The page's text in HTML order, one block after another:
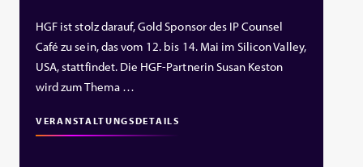
HGF ist stolz darauf, Gold Sponsor des IP Counsel
Café zu sein, das vom 12. bis 14. Mai im Silicon Valley,
USA, stattfindet. Die HGF‑Partnerin Susan Keston
wird zum Thema …
VERANSTALTUNGSDETAILS